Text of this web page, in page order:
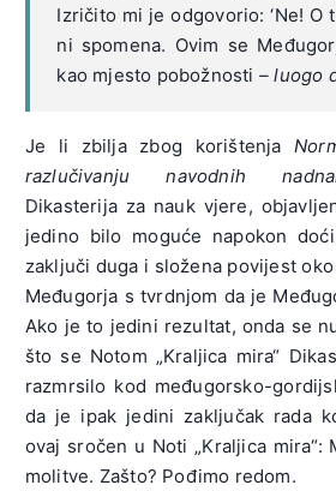
Izričito mi je odgovorio: ‘Ne! O
ni spomena. Ovim se
kao mjesto pobožnosti – luogo
Je li zbilja zbog korištenja
razlučivanju navodnih
Dikasterija za nauk vjere,
jedino bilo moguće napokon
zaključi duga i složena povijest
Međugorja s tvrdnjom da je
Ako je to jedini rezultat, onda se
što se Notom „Kraljica mira“
razmrsilo kod međugorsko-
da je ipak jedini zaključak rada
ovaj sročen u Noti „Kraljica mira“:
molitve. Zašto? Pođimo redom.